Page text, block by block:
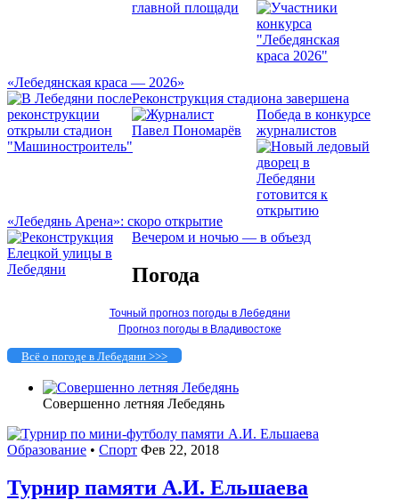
«Лебедянская краса — 2026»
Реконструкция стадиона завершена
Победа в конкурсе
журналистов
«Лебедянь Арена»: скоро открытие
Вечером и ночью — в объезд
Погода
Точный прогноз погоды в Лебедяни
Прогноз погоды в Владивостоке
Всё о погоде в Лебедяни >>>
Совершенно летняя Лебедянь
Образование • Спорт Фев 22, 2018
Турнир памяти А.И. Ельшаева